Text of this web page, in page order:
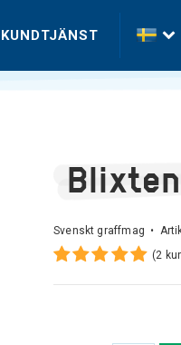
KUNDTJÄNST
Svenskt graffmag •
(2